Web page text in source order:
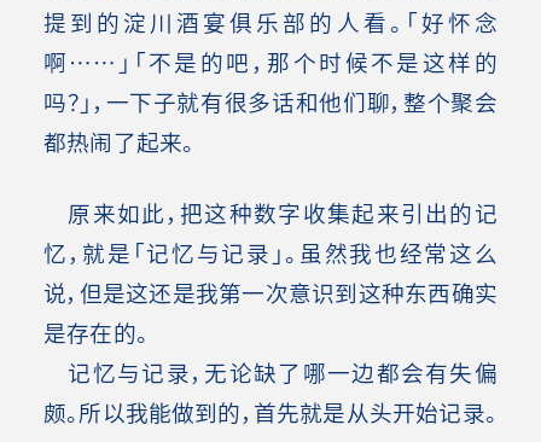
提到的淀川酒宴俱乐部的人看。「好怀念
啊……」「不是的吧，那个时候不是这样的
吗？」，一下子就有很多话和他们聊，整个聚会
都热闹了起来。
原来如此，把这种数字收集起来引出的记
忆，就是「记忆与记录」。虽然我也经常这么
说，但是这还是我第一次意识到这种东西确实
是存在的。
记忆与记录，无论缺了哪一边都会有失偏
颇。所以我能做到的，首先就是从头开始记录。